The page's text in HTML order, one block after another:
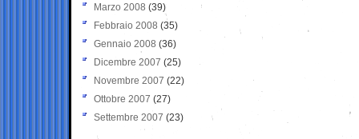
Marzo 2008 (39)
Febbraio 2008 (35)
Gennaio 2008 (36)
Dicembre 2007 (25)
Novembre 2007 (22)
Ottobre 2007 (27)
Settembre 2007 (23)